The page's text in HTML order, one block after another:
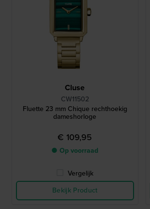
Cluse
CW11502
Fluette 23 mm Chique rechthoekig
dameshorloge
€ 109,95
● Op voorraad
Vergelijk
Bekijk Product